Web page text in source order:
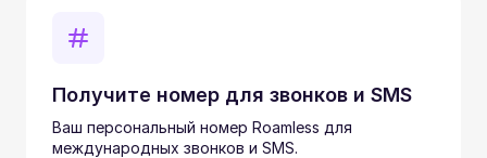
Получите номер для звонков и SMS
Ваш персональный номер Roamless для
международных звонков и SMS.